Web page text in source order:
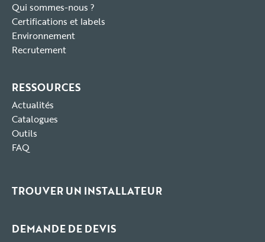
Qui sommes-nous ?
Certifications et labels
Environnement
Recrutement
RESSOURCES
Actualités
Catalogues
Outils
FAQ
TROUVER UN INSTALLATEUR
DEMANDE DE DEVIS